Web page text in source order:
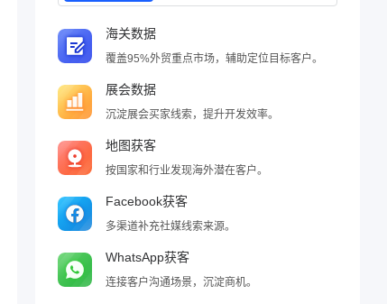
海关数据
覆盖95%外贸重点市场，辅助定位目标客户。
展会数据
沉淀展会买家线索，提升开发效率。
地图获客
按国家和行业发现海外潜在客户。
Facebook获客
多渠道补充社媒线索来源。
WhatsApp获客
连接客户沟通场景，沉淀商机。